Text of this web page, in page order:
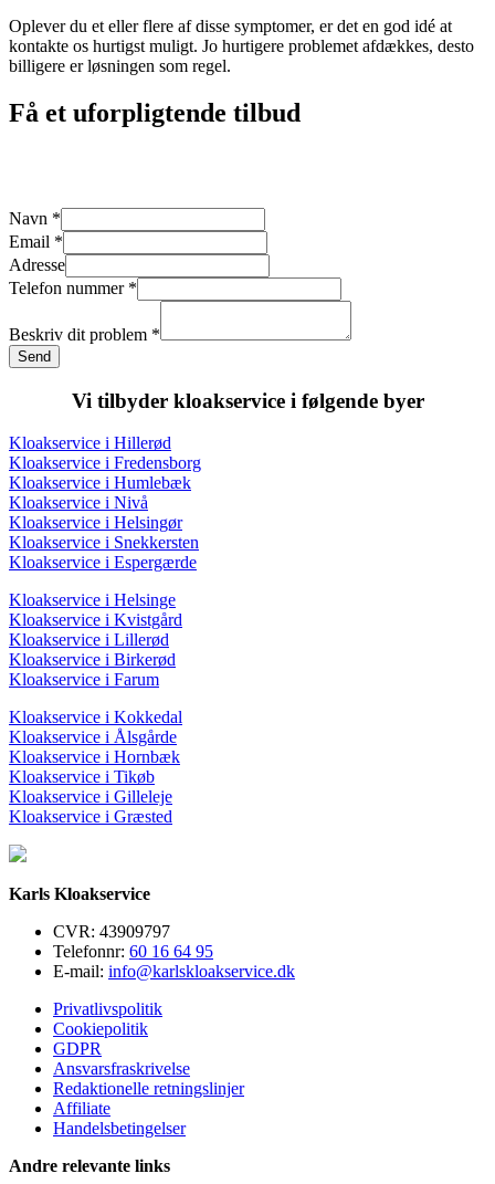
Oplever du et eller flere af disse symptomer, er det en god idé at
kontakte os hurtigst muligt. Jo hurtigere problemet afdækkes, desto
billigere er løsningen som regel.
Få et uforpligtende tilbud
Email
nummer
Telefon
Navn *
Email *
Adresse
Telefon nummer *
Beskriv dit problem *
Send
Vi tilbyder kloakservice i følgende byer
Kloakservice i Hillerød
Kloakservice i Fredensborg
Kloakservice i Humlebæk
Kloakservice i Nivå
Kloakservice i Helsingør
Kloakservice i Snekkersten
Kloakservice i Espergærde
Kloakservice i Helsinge
Kloakservice i Kvistgård
Kloakservice i Lillerød
Kloakservice i Birkerød
Kloakservice i Farum
Kloakservice i Kokkedal
Kloakservice i Ålsgårde
Kloakservice i Hornbæk
Kloakservice i Tikøb
Kloakservice i Gilleleje
Kloakservice i Græsted
Karls Kloakservice
CVR: 43909797
Telefonnr: 60 16 64 95
E-mail: info@karlskloakservice.dk
Privatlivspolitik
Cookiepolitik
GDPR
Ansvarsfraskrivelse
Redaktionelle retningslinjer
Affiliate
Handelsbetingelser
Andre relevante links